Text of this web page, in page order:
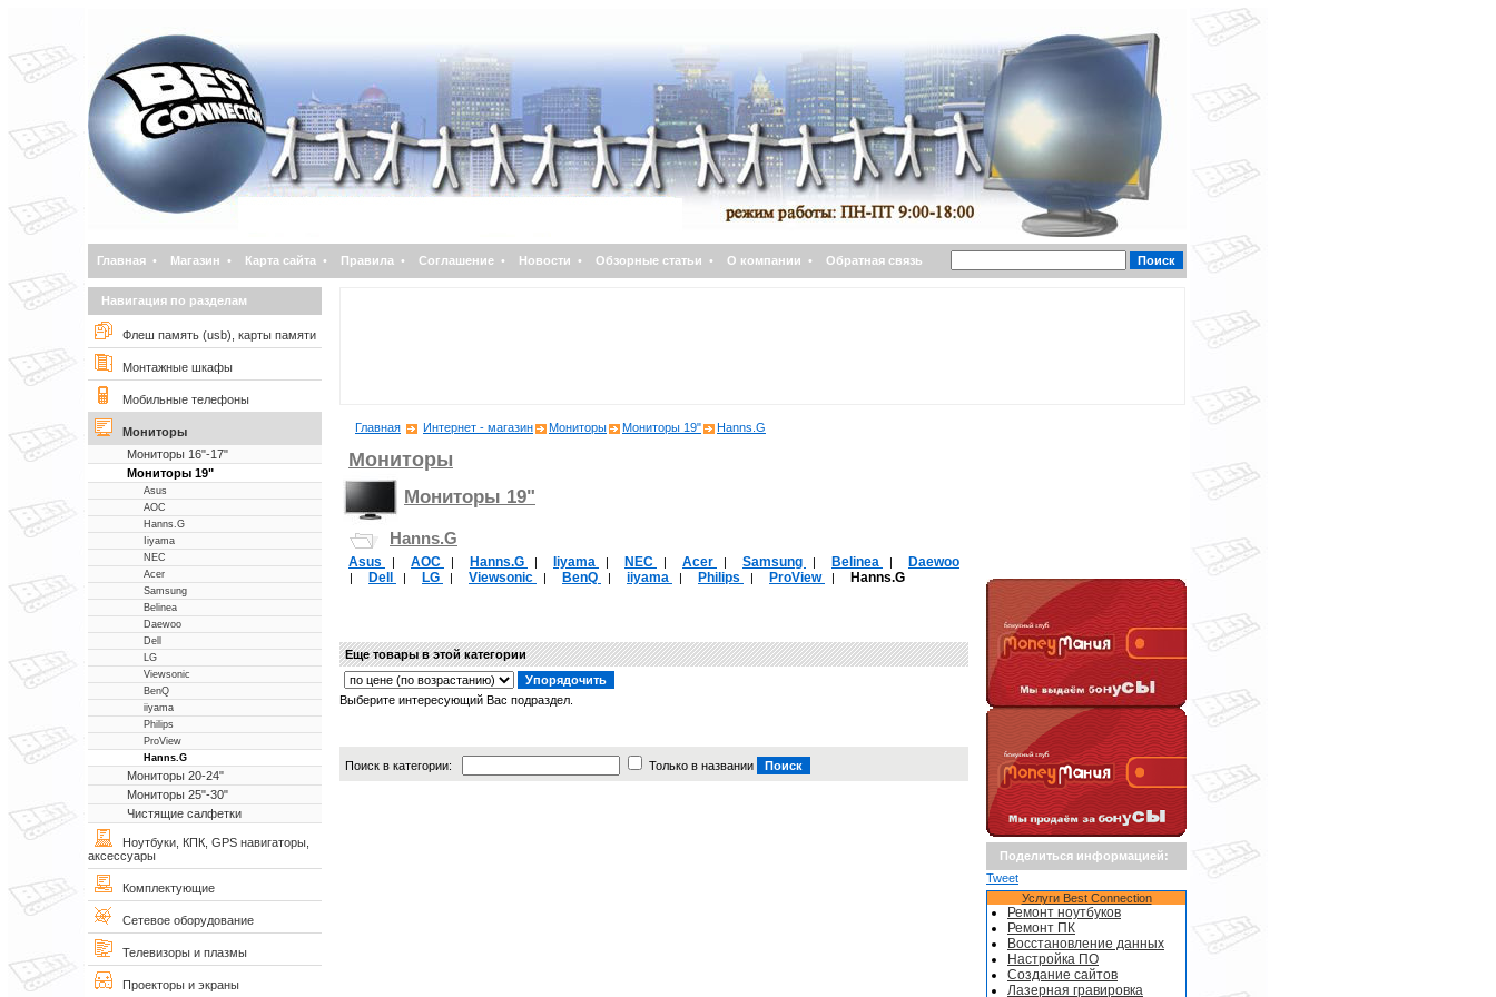
Главная • Магазин • Карта сайта • Правила • Соглашение • Новости • Обзорные статьи • О компании • Обратная связь
Навигация по разделам
Флеш память (usb), карты памяти
Монтажные шкафы
Мобильные телефоны
Мониторы
Мониторы 16"-17"
Мониторы 19"
Asus
AOC
Hanns.G
Iiyama
NEC
Acer
Samsung
Belinea
Daewoo
Dell
LG
Viewsonic
BenQ
iiyama
Philips
ProView
Hanns.G
Мониторы 20-24"
Мониторы 25"-30"
Чистящие салфетки
Ноутбуки, КПК, GPS навигаторы,
аксессуары
Комплектующие
Сетевое оборудование
Телевизоры и плазмы
Проекторы и экраны
Главная Интернет - магазин Мониторы Мониторы 19" Hanns.G
Мониторы
Мониторы 19"
Hanns.G
Asus | AOC | Hanns.G | Iiyama | NEC | Acer | Samsung | Belinea | Daewoo
| Dell | LG | Viewsonic | BenQ | iiyama | Philips | ProView | Hanns.G
Еще товары в этой категории
Выберите интересующий Вас подраздел.
Поиск в категории: Только в названии
Поделиться информацией:
Tweet
Услуги Best Connection
Ремонт ноутбуков
Ремонт ПК
Восстановление данных
Настройка ПО
Создание сайтов
Лазерная гравировка